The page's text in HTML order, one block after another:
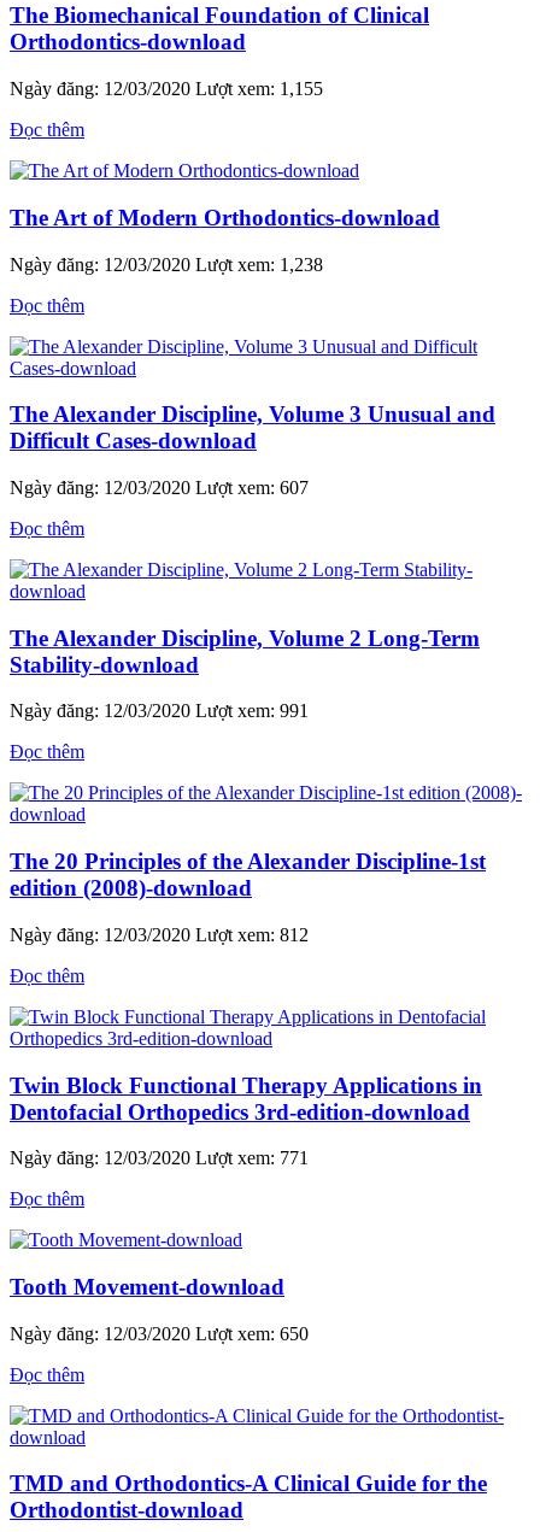
The Biomechanical Foundation of Clinical
Orthodontics-download
Ngày đăng: 12/03/2020 Lượt xem: 1,155
Đọc thêm
The Art of Modern Orthodontics-download
Ngày đăng: 12/03/2020 Lượt xem: 1,238
Đọc thêm
The Alexander Discipline, Volume 3 Unusual and
Difficult Cases-download
Ngày đăng: 12/03/2020 Lượt xem: 607
Đọc thêm
The Alexander Discipline, Volume 2 Long-Term
Stability-download
Ngày đăng: 12/03/2020 Lượt xem: 991
Đọc thêm
The 20 Principles of the Alexander Discipline-1st
edition (2008)-download
Ngày đăng: 12/03/2020 Lượt xem: 812
Đọc thêm
Twin Block Functional Therapy Applications in
Dentofacial Orthopedics 3rd-edition-download
Ngày đăng: 12/03/2020 Lượt xem: 771
Đọc thêm
Tooth Movement-download
Ngày đăng: 12/03/2020 Lượt xem: 650
Đọc thêm
TMD and Orthodontics-A Clinical Guide for the
Orthodontist-download